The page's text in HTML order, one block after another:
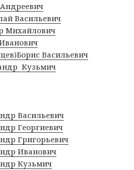
Васильевич
Михайлович
Васильевич
Кузьмич
Васильевич
Георгиевич
Григорьевич
Иванович
Кузьмич